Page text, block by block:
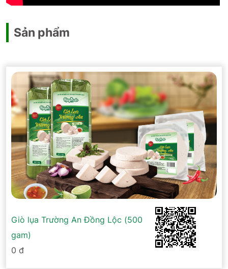
Sản phẩm
Giò lụa Trường An Đồng Lộc (500
gam)
0 đ